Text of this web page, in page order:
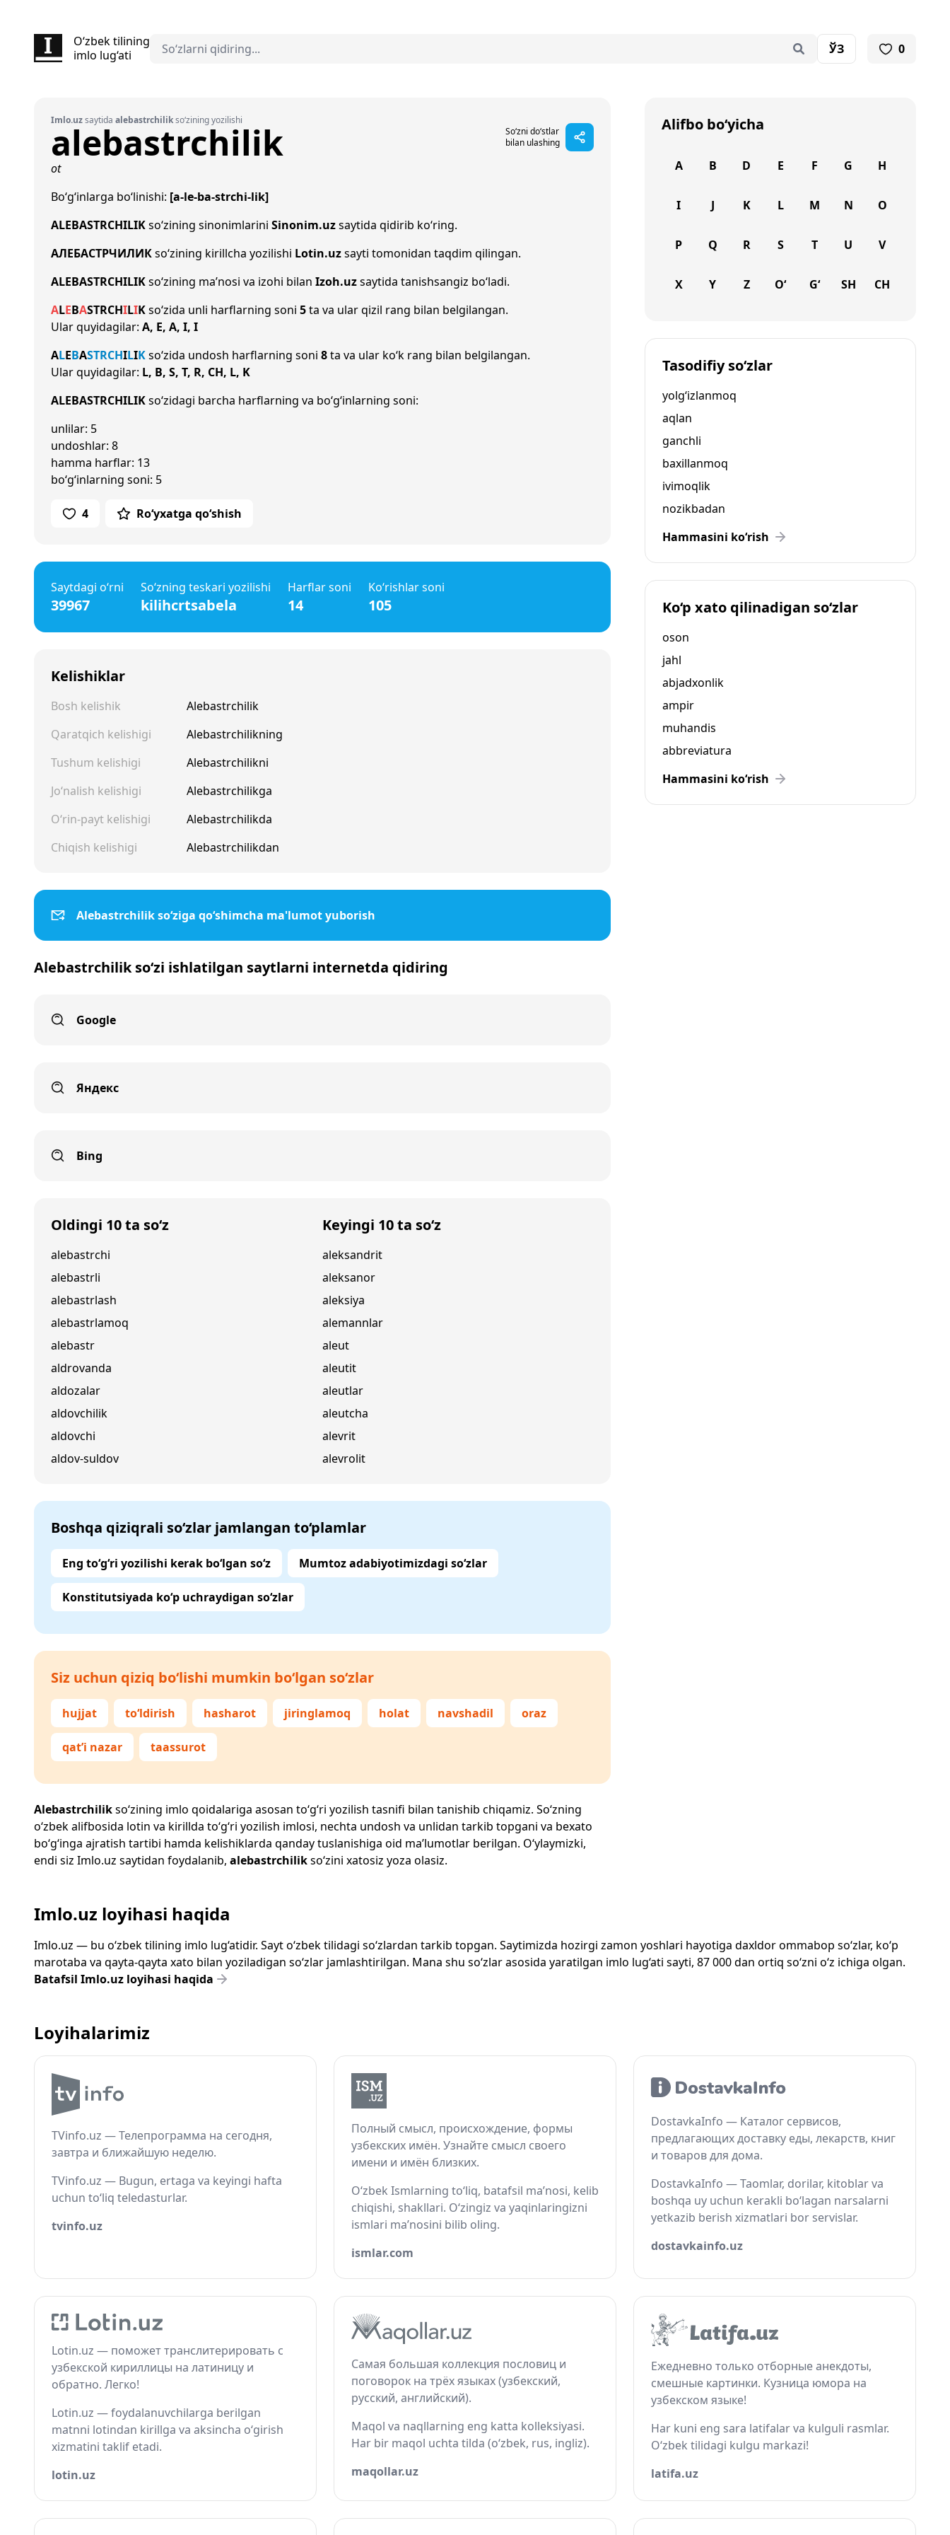
O‘zbek tilining
imlo lug‘ati
ЎЗ 0
Imlo.uzsaytida alebastrchilikso‘zining yozilishi
alebastrchilik
So‘zni do‘stlar
bilan ulashing
ot
Bo‘g‘inlarga bo‘linishi: [a-le-ba-strchi-lik]
ALEBASTRCHILIKso‘zining sinonimlarini Sinonim.uzsaytida qidirib ko‘ring.
АЛЕБАСТРЧИЛИКso‘zining kirillcha yozilishi Lotin.uzsayti tomonidan taqdim qilingan.
ALEBASTRCHILIKso‘zining ma’nosi va izohi bilan Izoh.uzsaytida tanishsangiz bo‘ladi.
ALEBASTRCHILIKso‘zida unli harflarning soni 5ta va ular qizil rang bilan belgilangan.
Ular quyidagilar: A, E, A, I, I
ALEBASTRCHILIKso‘zida undosh harflarning soni 8ta va ular ko‘k rang bilan belgilangan.
Ular quyidagilar: L, B, S, T, R, CH, L, K
ALEBASTRCHILIKso‘zidagi barcha harflarning va bo‘g‘inlarning soni:
unlilar: 5
undoshlar: 8
hamma harflar: 13
bo‘g‘inlarning soni: 5
4 Ro‘yxatga qo‘shish
Saytdagi o‘rni
39967
So‘zning teskari yozilishi
kilihcrtsabela
Harflar soni
14
Ko‘rishlar soni
105
Kelishiklar
Bosh kelishik
Alebastrchilik
Qaratqich kelishigi
Alebastrchilikning
Tushum kelishigi
Alebastrchilikni
Jo‘nalish kelishigi
Alebastrchilikga
O‘rin-payt kelishigi
Alebastrchilikda
Chiqish kelishigi
Alebastrchilikdan
Alebastrchilik so‘ziga qo‘shimcha ma'lumot yuborish
Alebastrchilik so‘zi ishlatilgan saytlarni internetda qidiring
Google
Яндекс
Bing
Oldingi 10 ta so‘z
alebastrchi
alebastrli
alebastrlash
alebastrlamoq
alebastr
aldrovanda
aldozalar
aldovchilik
aldovchi
aldov-suldov
Keyingi 10 ta so‘z
aleksandrit
aleksanor
aleksiya
alemannlar
aleut
aleutit
aleutlar
aleutcha
alevrit
alevrolit
Boshqa qiziqrali so‘zlar jamlangan to‘plamlar
Eng to‘g‘ri yozilishi kerak bo‘lgan so‘z Mumtoz adabiyotimizdagi so‘zlar
Konstitutsiyada ko‘p uchraydigan so‘zlar
Siz uchun qiziq bo‘lishi mumkin bo‘lgan so‘zlar
hujjat to‘ldirish hasharot jiringlamoq holat navshadil oraz
qat’i nazar taassurot
Alebastrchilikso‘zining imlo qoidalariga asosan to‘g‘ri yozilish tasnifi bilan tanishib chiqamiz. So‘zning
o‘zbek alifbosida lotin va kirillda to‘g‘ri yozilish imlosi, nechta undosh va unlidan tarkib topgani va bexato
bo‘g‘inga ajratish tartibi hamda kelishiklarda qanday tuslanishiga oid ma’lumotlar berilgan. O‘ylaymizki,
endi siz Imlo.uz saytidan foydalanib, alebastrchilikso‘zini xatosiz yoza olasiz.
Alifbo bo‘yicha
A B D E F G H
I J K L M N O
P Q R S T U V
X Y Z O‘ G‘ SH CH
Tasodifiy so‘zlar
yolg‘izlanmoq
aqlan
ganchli
baxillanmoq
ivimoqlik
nozikbadan
Hammasini ko‘rish
Ko‘p xato qilinadigan so‘zlar
oson
jahl
abjadxonlik
ampir
muhandis
abbreviatura
Hammasini ko‘rish
Imlo.uz loyihasi haqida
Imlo.uz — bu o‘zbek tilining imlo lug‘atidir. Sayt o‘zbek tilidagi so‘zlardan tarkib topgan. Saytimizda hozirgi zamon yoshlari hayotiga daxldor ommabop so‘zlar, ko‘p
marotaba va qayta-qayta xato bilan yoziladigan so‘zlar jamlashtirilgan. Mana shu so‘zlar asosida yaratilgan imlo lug‘ati sayti, 87 000 dan ortiq so‘zni o‘z ichiga olgan.
Batafsil Imlo.uz loyihasi haqida
Loyihalarimiz
TVinfo.uz — Телепрограмма на сегодня,
завтра и ближайшую неделю.
TVinfo.uz — Bugun, ertaga va keyingi hafta
uchun to‘liq teledasturlar.
tvinfo.uz
Полный смысл, происхождение, формы
узбекских имён. Узнайте смысл своего
имени и имён близких.
O‘zbek Ismlarning to‘liq, batafsil ma’nosi, kelib
chiqishi, shakllari. O‘zingiz va yaqinlaringizni
ismlari ma’nosini bilib oling.
ismlar.com
DostavkaInfo — Каталог сервисов,
предлагающих доставку еды, лекарств, книг
и товаров для дома.
DostavkaInfo — Taomlar, dorilar, kitoblar va
boshqa uy uchun kerakli bo‘lagan narsalarni
yetkazib berish xizmatlari bor servislar.
dostavkainfo.uz
Lotin.uz — поможет транслитерировать с
узбекской кириллицы на латиницу и
обратно. Легко!
Lotin.uz — foydalanuvchilarga berilgan
matnni lotindan kirillga va aksincha o‘girish
xizmatini taklif etadi.
lotin.uz
Самая большая коллекция пословиц и
поговорок на трёх языках (узбекский,
русский, английский).
Maqol va naqllarning eng katta kolleksiyasi.
Har bir maqol uchta tilda (o‘zbek, rus, ingliz).
maqollar.uz
Ежедневно только отборные анекдоты,
смешные картинки. Кузница юмора на
узбекском языке!
Har kuni eng sara latifalar va kulguli rasmlar.
O‘zbek tilidagi kulgu markazi!
latifa.uz